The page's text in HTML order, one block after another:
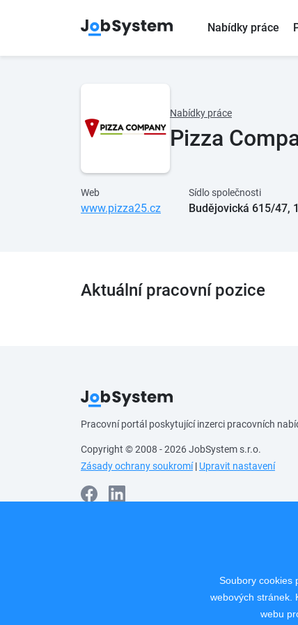
Nabídky práce
Nabídky práce
Pizza
Web
www.pizza25.cz
Sídlo společnosti
Budějovická 615/47,
Aktuální pracovní pozice
Pracovní portál poskytující inzerci pracovních
Copyright © 2008 - 2026 JobSystem s.r.o.
Zásady ochrany soukromí| Upravit nastavení
Soubory cookies
webových stránek.
webu